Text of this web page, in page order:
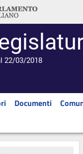
22/03/2018
Documenti